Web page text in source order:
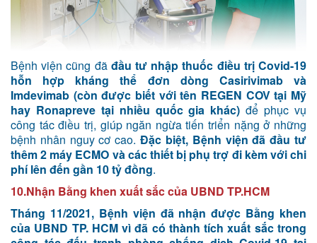
Bệnh viện cũng đã đầu tư nhập thuốc điều trị Covid-19
hỗn hợp kháng thể đơn dòng Casirivimab và
Imdevimab (còn được biết với tên REGEN COV tại Mỹ
hay Ronapreve tại nhiều quốc gia khác) để phục vụ
công tác điều trị, giúp ngăn ngừa tiến triển nặng ở những
bệnh nhân nguy cơ cao.Đặc biệt, Bệnh viện đã đầu tư
thêm 2 máy ECMO và các thiết bị phụ trợ đi kèm với chi
phí lên đến gần 10 tỷ đồng.
10.Nhận Bằng khen xuất sắc của UBND TP.HCM
Tháng 11/2021, Bệnh viện đã nhận được Bằng khen
của UBND TP. HCM vì đã có thành tích xuất sắc trong